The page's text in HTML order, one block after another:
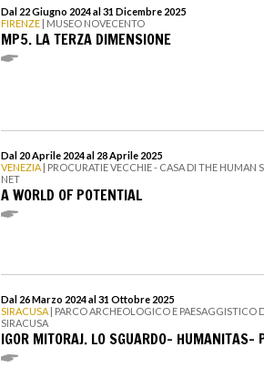
Dal 22 Giugno 2024 al 31 Dicembre 2025
FIRENZE | MUSEO NOVECENTO
MP5. LA TERZA DIMENSIONE
Dal 20 Aprile 2024 al 28 Aprile 2025
VENEZIA | PROCURATIE VECCHIE - CASA DI THE HUMAN
NET
A WORLD OF POTENTIAL
Dal 26 Marzo 2024 al 31 Ottobre 2025
SIRACUSA | PARCO ARCHEOLOGICO E PAESAGGISTICO
SIRACUSA
IGOR MITORAJ. LO SGUARDO- HUMANITAS-